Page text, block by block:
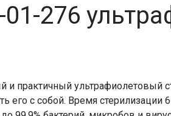
276
и практичный ультрафиолетовый
его с собой. Время